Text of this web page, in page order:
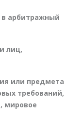
в арбитражный
лиц,
или предмета
требований,
мировое